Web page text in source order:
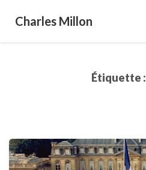
Charles Millon
Étiquette :